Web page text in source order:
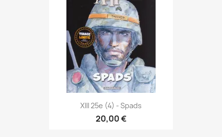
XIII 25e (4) - Spads
20,00 €